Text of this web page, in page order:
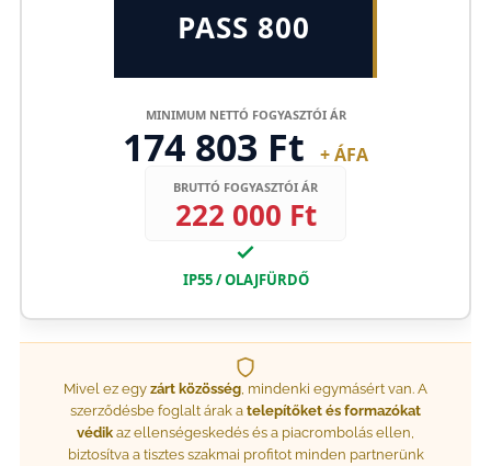
PASS 800
MINIMUM NETTÓ FOGYASZTÓI ÁR
174 803 Ft + ÁFA
BRUTTÓ FOGYASZTÓI ÁR
222 000 Ft
IP55 / OLAJFÜRDŐ
Mivel ez egy zárt közösség , mindenki egymásért van. A
szerződésbe foglalt árak a telepítőket és formazókat
védik az ellenségeskedés és a piacrombolás ellen,
biztosítva a tisztes szakmai profitot minden partnerünk